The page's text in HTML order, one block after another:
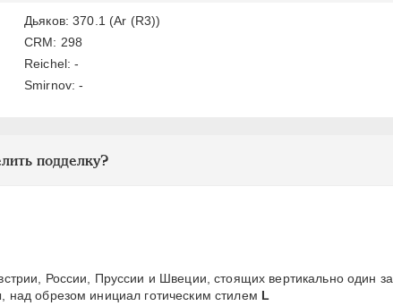
Дьяков: 370.1 (Ar (R3))
CRM: 298
Reichel: -
Smirnov: -
подделку?
России, Пруссии и Швеции, стоящих вертикально один за
над обрезом инициал готическим стилем L